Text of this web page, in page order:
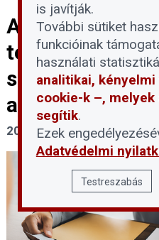
A devizahiteles
tervezett
segítség vagy
adósoknak?
2026. június 1.
is javítják.
További sütiket
funkcióinak
használati
analitikai,
cookie-k –,
segítik.
Ezek
Adatvédelmi
Testreszabás